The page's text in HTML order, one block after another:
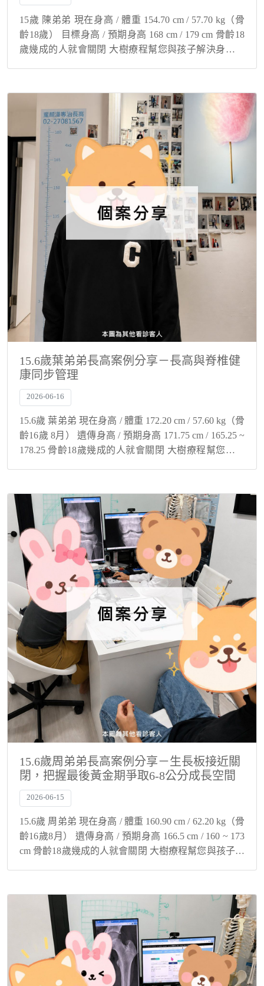
15歲 陳弟弟 現在身高 / 體重 154.70 cm / 57.70 kg（骨
齡18歲） 目標身高 / 預期身高 168 cm / 179 cm 骨齡18
歲幾成的人就會關閉 大樹療程幫您與孩子解決身高煩
15.6歲葉弟弟長高案例分享－長高與脊椎健
康同步管理
2026-06-16
15.6歲 葉弟弟 現在身高 / 體重 172.20 cm / 57.60 kg（骨
齡16歲 8月） 遺傳身高 / 預期身高 171.75 cm / 165.25 ~
178.25 骨齡18歲幾成的人就會關閉 大樹療程幫您與孩
15.6歲周弟弟長高案例分享－生長板接近關
閉，把握最後黃金期爭取6-8公分成長空間
2026-06-15
15.6歲 周弟弟 現在身高 / 體重 160.90 cm / 62.20 kg（骨
齡16歲8月） 遺傳身高 / 預期身高 166.5 cm / 160 ~ 173
cm 骨齡18歲幾成的人就會關閉 大樹療程幫您與孩子解